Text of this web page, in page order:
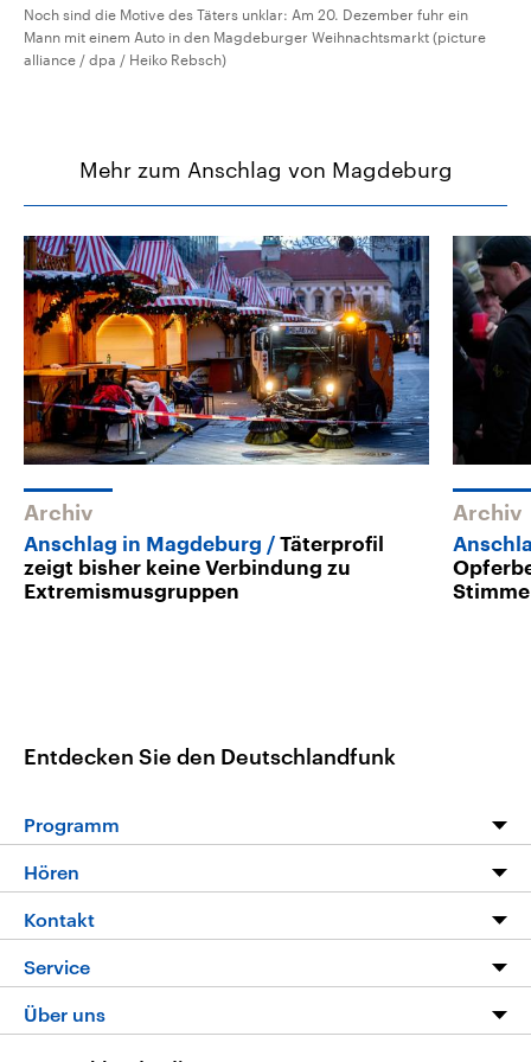
Noch sind die Motive des Täters unklar: Am 20. Dezember fuhr ein
Mann mit einem Auto in den Magdeburger Weihnachtsmarkt (picture
alliance / dpa / Heiko Rebsch)
Mehr zum Anschlag von Magdeburg
Archiv
Anschlag in Magdeburg
Täterprofil
zeigt bisher keine Verbindung zu
Extremismusgruppen
Archiv
Entdecken Sie den Deutschlandfunk
Programm
Programm
Die Nachrichten
Nachrichtenleicht
Neue Beiträge auf dlf.de
Hören
Livestream
Podcasts
Deutschlandfunk App
Kontakt
Hörerservice
Service
FAQ
Über uns